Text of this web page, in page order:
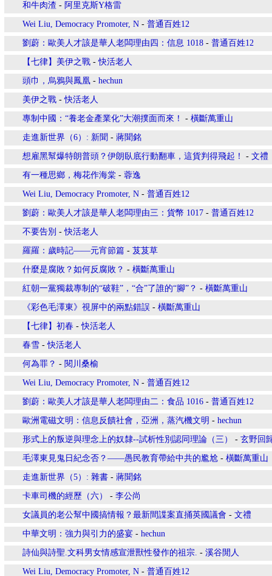
和牛肉渣 - 阿里克斯Y格雷
Wei Liu, Democracy Promoter, N - 普通百姓12
劉蔚：歐美人才該是華人老闆理由四：信息 1018 - 普通百姓12
【七律】美伊之戰 -快活老人
頭巾，烏鴉與鳳凰 - hechun
美伊之戰 -快活老人
專制中國：“養老金產業化”大潮撲面而來！ - 橫斷萬重山
走進新世界（6）: 新聞 - 蔣聞銘
想雇黑幫爆特朗普頭？伊朗臥底行動翻車，這貨判得飛起！ - 文禮
有一種思鄉，梅花作海棠 - 蓉逸
Wei Liu, Democracy Promoter, N - 普通百姓12
劉蔚：歐美人才該是華人老闆理由三：貨幣 1017 - 普通百姓12
不要告別 -快活老人
羅羅：歲時記——元宵節篇 - 芨芨草
什麼是腐敗？如何反腐敗？ - 橫斷萬重山
紅朝一黨獨裁專制的“破鞋”，“合”了誰的“腳”？ - 橫斷萬重山
《彩色毛澤東》視屏中的兩點錯誤 - 橫斷萬重山
【七律】初春 -快活老人
春雪 -快活老人
何為罪？ - 閱川桑榆
Wei Liu, Democracy Promoter, N - 普通百姓12
劉蔚：歐美人才該是華人老闆理由二：食品 1016 - 普通百姓12
歐洲電磁文明：信息反饋社會，亞洲，蒸汽機文明 - hechun
形式上的叛逆與理念上的奴隸--試析性別認同理論（三） - 玄野回
毛澤東見鬼日紀念否？——愚民教育帶給中共的尷尬 - 橫斷萬重山
走進新世界（5）: 雜書 - 蔣聞銘
卡車司機的經歷（六） - 李公尚
女議員的老公幫中國搞情報？最新間諜案直捅英國議會 - 文禮
中華文明：強力與引力的盛宴 - hechun
詩仙與詩聖.文科男女情感宣泄獸性發作的祖宗. - 溪谷閒人
Wei Liu, Democracy Promoter, N - 普通百姓12